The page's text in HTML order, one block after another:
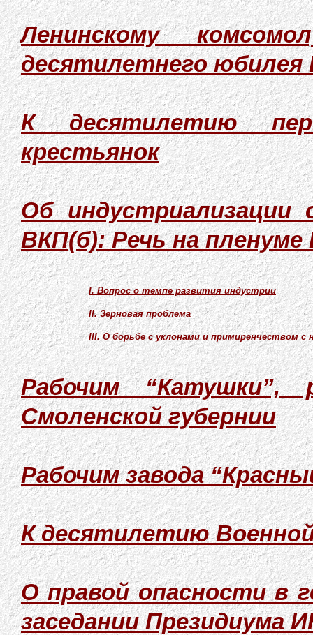
Ленинскому
десятилетнего
К десятилетию
крестьянок
Об
ВКП(б): Речь на пленуме
I. Вопрос о темпе развития индустрии
II. Зерновая проблема
III. О борьбе с уклонами и примиренчеством с
Рабочим “Катушки”,
Смоленской губернии
Рабочим завода
К десятилетию
О правой опасности в
заседании Президиума